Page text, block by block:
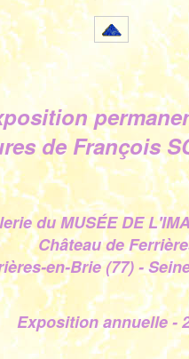
de François
du MUSÉE DE
Château de
en-Brie (77) -
Exposition annuelle -